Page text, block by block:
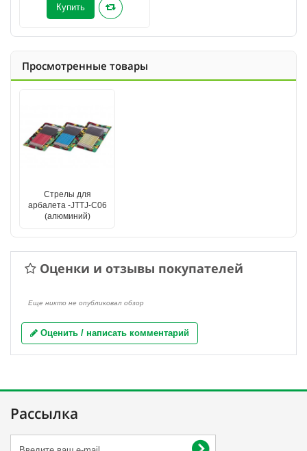
Купить
Просмотренные товары
Стрелы для
арбалета -JTTJ-C06
(алюминий)
Оценки и отзывы покупателей
Еще никто не опубликовал обзор
Оценить / написать комментарий
Рассылка